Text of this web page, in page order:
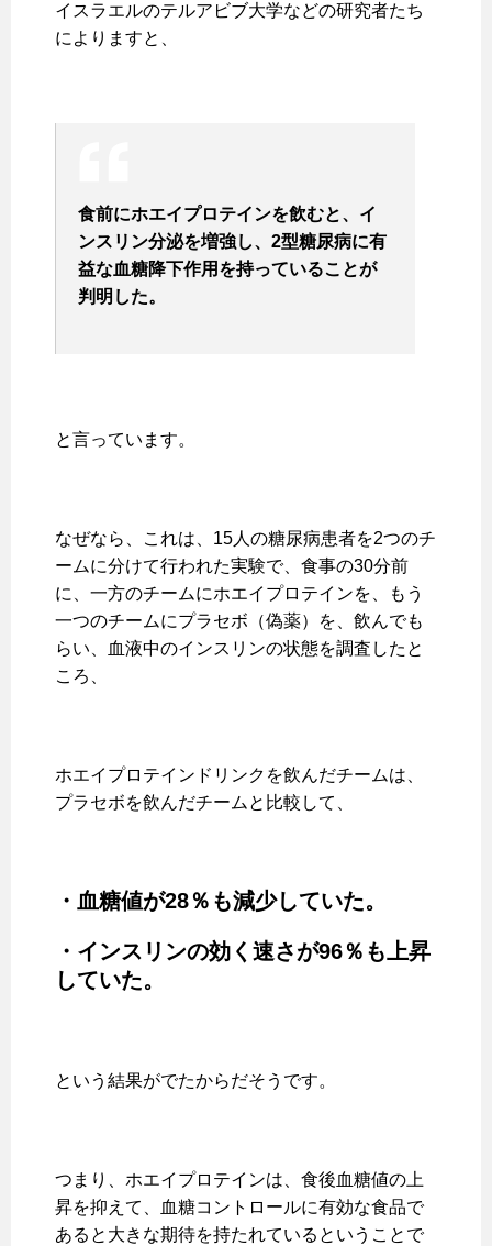
イスラエルのテルアビブ大学などの研究者たち
によりますと、
食前にホエイプロテインを飲むと、イ
ンスリン分泌を増強し、2型糖尿病に有
益な血糖降下作用を持っていることが
判明した。
と言っています。
なぜなら、これは、15人の糖尿病患者を2つのチ
ームに分けて行われた実験で、食事の30分前
に、一方のチームにホエイプロテインを、もう
一つのチームにプラセボ（偽薬）を、飲んでも
らい、血液中のインスリンの状態を調査したと
ころ、
ホエイプロテインドリンクを飲んだチームは、
プラセボを飲んだチームと比較して、
・血糖値が28％も減少していた。
・インスリンの効く速さが96％も上昇
していた。
という結果がでたからだそうです。
つまり、ホエイプロテインは、食後血糖値の上
昇を抑えて、血糖コントロールに有効な食品で
あると大きな期待を持たれているということで